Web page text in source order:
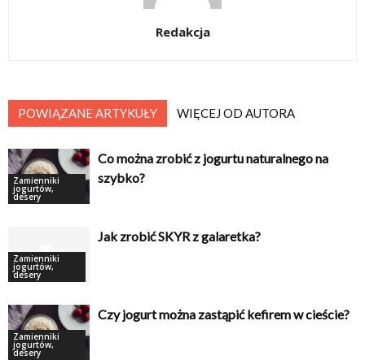
Redakcja
POWIĄZANE ARTYKUŁY WIĘCEJ OD AUTORA
Zamienniki
jogurtów,
desery
Co można zrobić z jogurtu naturalnego na
szybko?
Zamienniki
jogurtów,
desery
Jak zrobić SKYR z galaretka?
Zamienniki
jogurtów,
desery
Czy jogurt można zastąpić kefirem w cieście?